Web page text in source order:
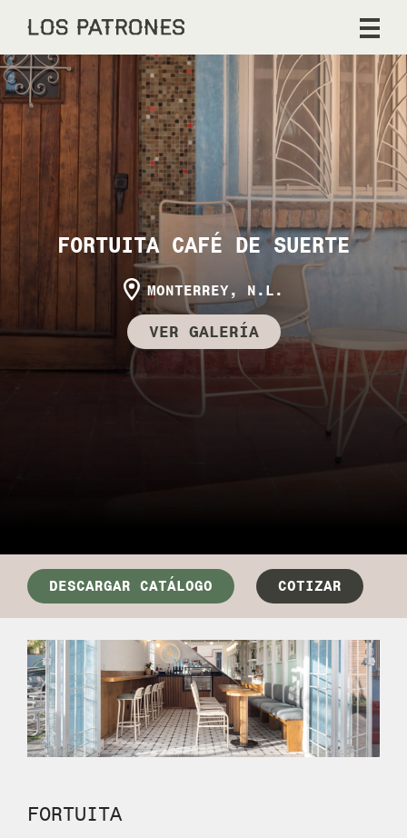
FORTUITA CAFÉ DE SUERTE
MONTERREY, N.L.
VER GALERÍA
DESCARGAR CATÁLOGO COTIZAR
FORTUITA